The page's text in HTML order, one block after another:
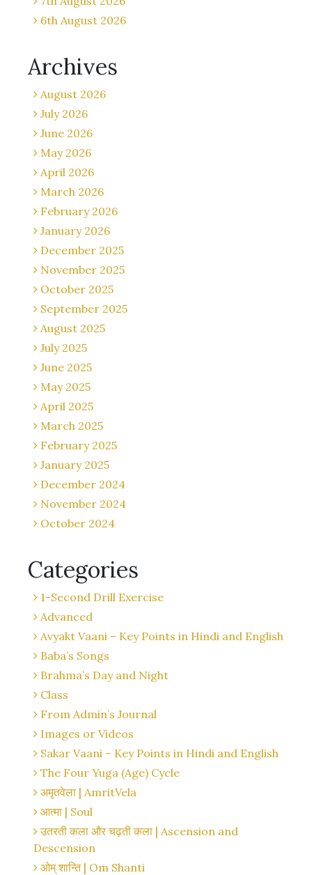
6th August 2026
Archives
August 2026
July 2026
June 2026
May 2026
April 2026
March 2026
February 2026
January 2026
December 2025
November 2025
October 2025
September 2025
August 2025
July 2025
June 2025
May 2025
April 2025
March 2025
February 2025
January 2025
December 2024
November 2024
October 2024
Categories
1-Second Drill Exercise
Advanced
Avyakt Vaani – Key Points in Hindi and English
Baba’s Songs
Brahma’s Day and Night
Class
From Admin’s Journal
Images or Videos
Sakar Vaani – Key Points in Hindi and English
The Four Yuga (Age) Cycle
अमृतवेला | AmritVela
आत्मा | Soul
उतरती कला और चढ़ती कला | Ascension and
Descension
ओम् शान्ति | Om Shanti